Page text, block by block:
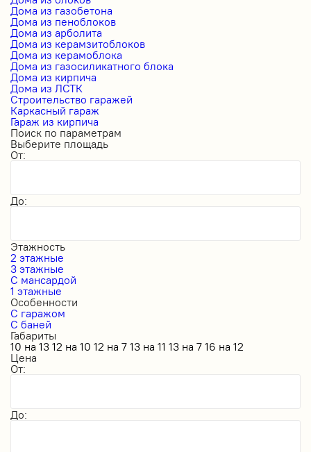
Дома из газобетона
Дома из пеноблоков
Дома из арболита
Дома из керамзитоблоков
Дома из керамоблока
Дома из газосиликатного блока
Дома из кирпича
Дома из ЛСТК
Строительство гаражей
Каркасный гараж
Гараж из кирпича
Поиск по параметрам
Выберите площадь
От:
До:
Этажность
2 этажные
3 этажные
С мансардой
1 этажные
Особенности
С гаражом
С баней
Габариты
10 на 13 12 на 10 12 на 7 13 на 11 13 на 7 16 на 12
Цена
От:
До: